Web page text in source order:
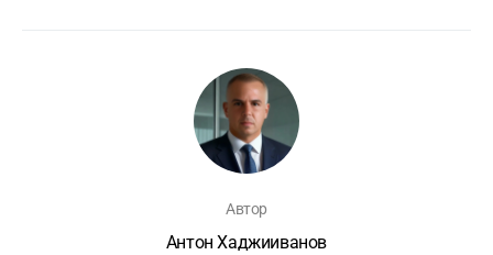
Автор
Антон Хаджииванов